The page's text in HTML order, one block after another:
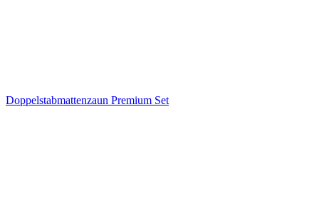
Doppelstabmattenzaun Premium Set